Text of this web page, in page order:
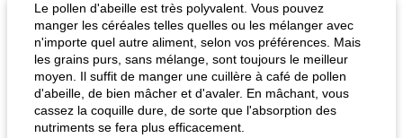
Le pollen d'abeille est très polyvalent. Vous pouvez
manger les céréales telles quelles ou les mélanger avec
n'importe quel autre aliment, selon vos préférences. Mais
les grains purs, sans mélange, sont toujours le meilleur
moyen. Il suffit de manger une cuillère à café de pollen
d'abeille, de bien mâcher et d'avaler. En mâchant, vous
cassez la coquille dure, de sorte que l'absorption des
nutriments se fera plus efficacement.